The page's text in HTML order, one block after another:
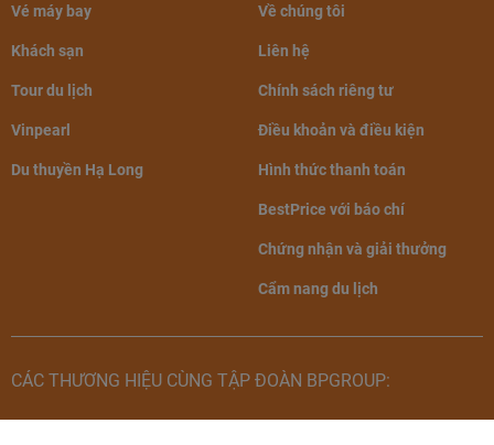
view
dưới 6 tuổi
- Thông tin bổ sung: Gồm 1 giường
đôi hoặc 2 giường đơn, view hướng
- Diện tích: 42 - 48 m2
Vé máy bay
Khách sạn
Tour du lịch
Vinpearl
Du thuyền Hạ Long
Về chúng tôi
Liên hệ
Chính sách riêng tư
Điều khoản và điều kiện
Hình thức thanh toán
BestPrice với báo chí
Chứng nhận và giải thưởng
Cẩm nang du lịch
CÁC THƯƠNG HIỆU CÙNG TẬP ĐOÀN BPGROUP: